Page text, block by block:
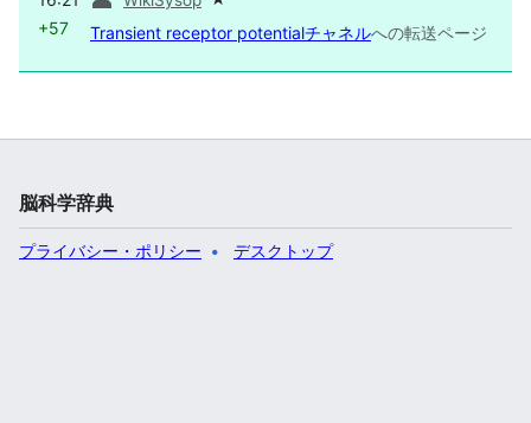
+57 Transient receptor potentialチャネルへの転送ページ
脳科学辞典
プライバシー・ポリシー デスクトップ